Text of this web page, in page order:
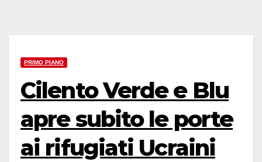
PRIMO PIANO
Cilento Verde e Blu
apre subito le porte
ai rifugiati Ucraini